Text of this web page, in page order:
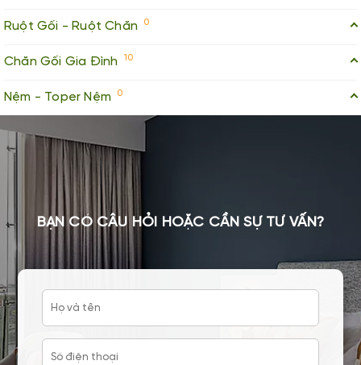
Ruột Gối - Ruột Chăn 0
Chăn Gối Gia Đình 10
Nệm - Toper Nệm 0
BẠN CÓ CÂU HỎI HOẶC CẦN SỰ TƯ VẤN?